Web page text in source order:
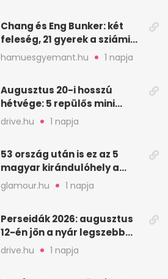
Chang és Eng Bunker: két
feleség, 21 gyerek a sziámi
ikrek életében
hamuesgyemant.hu 1 napja
Augusztus 20-i hosszú
hétvége: 5 repülős mini
nyaralás 0 szabadsággal
drive.hu 1 napja
53 ország után is ez az 5
magyar kirándulóhely a
kedvencem
glamour.hu 1 napja
Perseidák 2026: augusztus
12-én jön a nyár legszebb
csillaghullása
drive.hu 1 napja